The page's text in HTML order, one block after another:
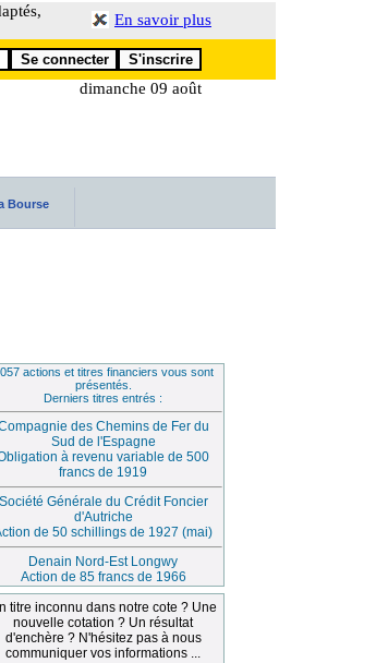
En savoir plus
dimanche 09 août
Bourse
actions et titres financiers vous sont
présentés.
Derniers titres entrés :
des Chemins de Fer du
Sud de l'Espagne
à revenu variable de 500
francs de 1919
Société Générale du Crédit Foncier
d'Autriche
de 50 schillings de 1927 (mai)
Denain Nord-Est Longwy
Action de 85 francs de 1966
titre inconnu dans notre cote ? Une
nouvelle cotation ? Un résultat
d'enchère ? N'hésitez pas à nous
communiquer vos informations ...